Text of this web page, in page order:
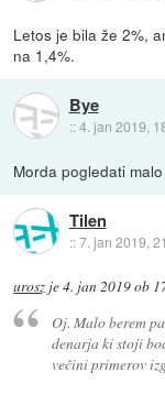
Letos je bila že 2%,
na 1,4%.
Bye
::4. jan 2019,
Morda pogledati
Tilen
::7. jan 2019,
urosz je4. jan 2019 ob
Oj. Malo berem
denarja ki stoji
večini primerov